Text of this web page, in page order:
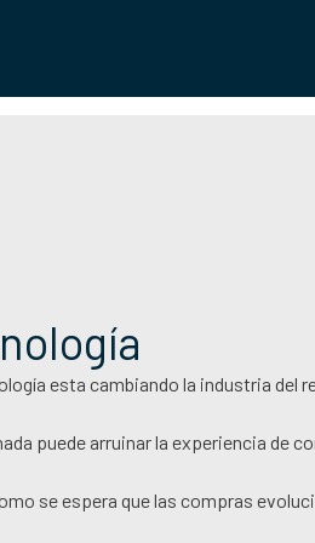
esta cambiando la industria del
puede arruinar la experiencia de
se espera que las compras